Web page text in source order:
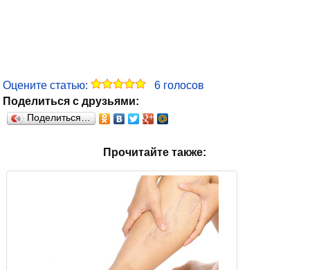
Оцените статью: 6 голосов
Поделиться с друзьями:
Поделиться…
Прочитайте также: